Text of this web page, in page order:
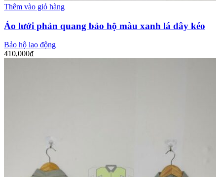
Thêm vào giỏ hàng
Áo lưới phản quang bảo hộ màu xanh lá dây kéo
Bảo hộ lao động
410,000₫